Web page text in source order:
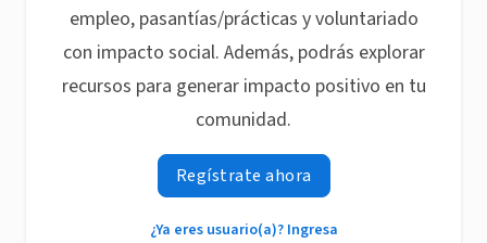
empleo, pasantías/prácticas y voluntariado
con impacto social. Además, podrás explorar
recursos para generar impacto positivo en tu
comunidad.
Regístrate ahora
¿Ya eres usuario(a)? Ingresa